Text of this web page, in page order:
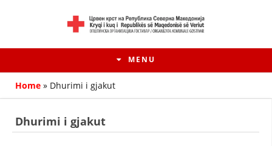
MENU
Home » Dhurimi i gjakut
Dhurimi i gjakut